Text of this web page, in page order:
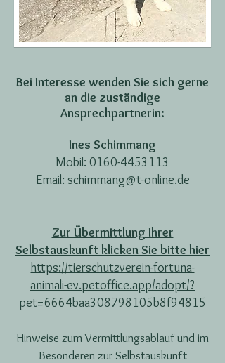
Bei Interesse wenden Sie sich gerne
an die zuständige
Ansprechpartnerin:
Ines Schimmang
Mobil: 0160-4453113
Email: schimmang@t-online.de
Zur Übermittlung Ihrer
Selbstauskunft klicken Sie bitte hier
https://tierschutzverein-fortuna-
animali-ev.petoffice.app/adopt/?
pet=6664baa308798105b8f94815
Hinweise zum Vermittlungsablauf und im
Besonderen zur Selbstauskunft